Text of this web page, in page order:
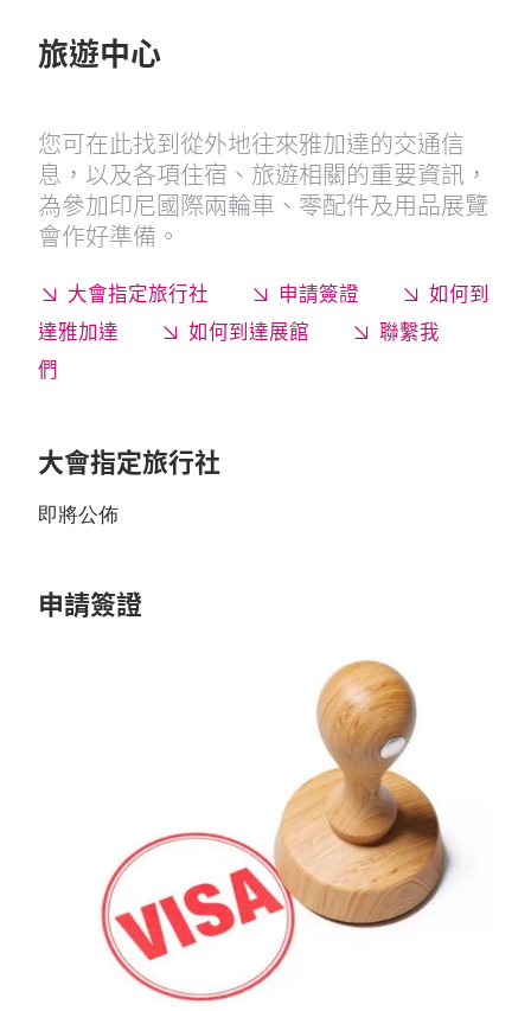
旅遊中心
您可在此找到從外地往來雅加達的交通信
息，以及各項住宿、旅遊相關的重要資訊，
為參加印尼國際兩輪車、零配件及用品展覽
會作好準備。
大會指定旅行社 申請簽證
如何到
達雅加達
如何到達展館
聯繫我
們
大會指定旅行社
即將公佈
申請簽證